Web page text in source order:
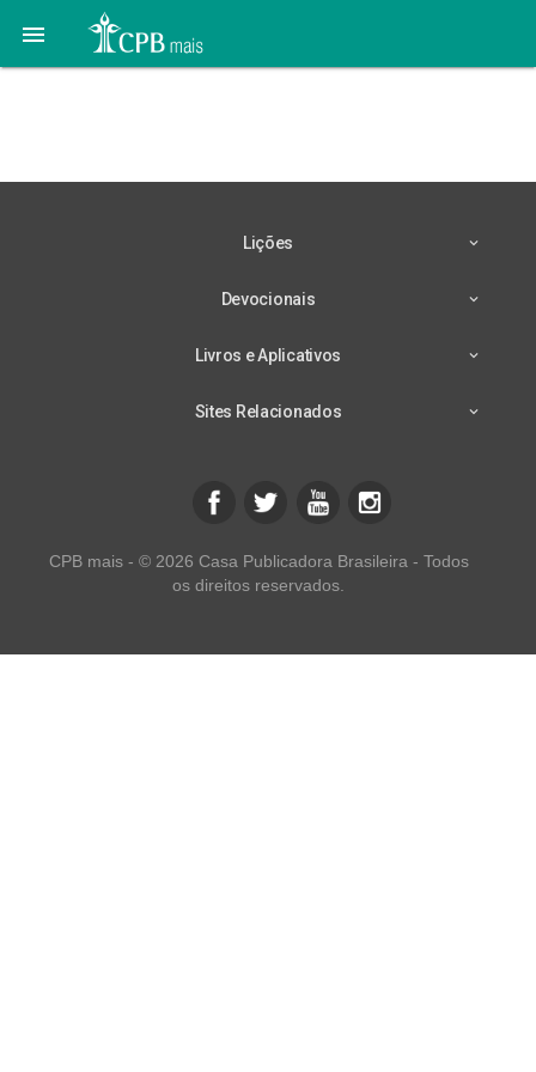

Lições
Devocionais
Livros e Aplicativos
Sites Relacionados
CPB mais - © 2026 Casa Publicadora Brasileira - Todos
os direitos reservados.